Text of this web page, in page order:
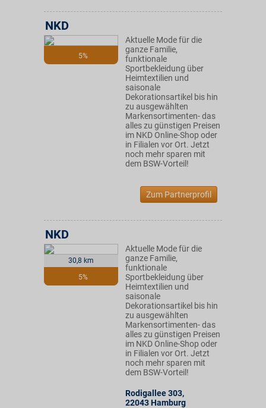
5%
NKD
Aktuelle Mode für die
ganze Familie,
funktionale
Sportbekleidung über
Heimtextilien und
saisonale
Dekorationsartikel bis hin
zu ausgewählten
Markensortimenten- das
alles zu günstigen Preisen
im NKD Online-Shop oder
in Filialen vor Ort. Jetzt
noch mehr sparen mit
dem BSW-Vorteil!
Zum Partnerprofil
30,8 km
5%
NKD
Aktuelle Mode für die
ganze Familie,
funktionale
Sportbekleidung über
Heimtextilien und
saisonale
Dekorationsartikel bis hin
zu ausgewählten
Markensortimenten- das
alles zu günstigen Preisen
im NKD Online-Shop oder
in Filialen vor Ort. Jetzt
noch mehr sparen mit
dem BSW-Vorteil!
Rodigallee 303,
22043 Hamburg